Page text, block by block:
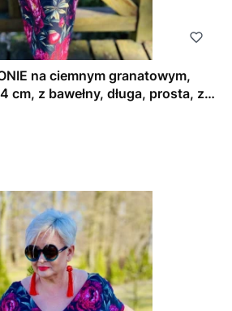
na ciemnym granatowym,
cm, z bawełny, długa, prosta, z